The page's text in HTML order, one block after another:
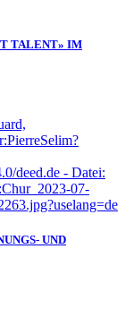
TALENT» IM
UND